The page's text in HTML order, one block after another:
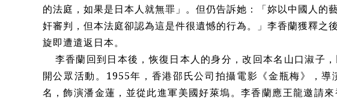
的法庭，如果是日本人就無罪」。但仍告訴她：「妳以中國人的
奸審判，但本法庭卻認為這是件很遺憾的行為。」李香蘭獲釋之
旋即遭遣返日本。
李香蘭回到日本後，恢復日本人的身分，改回本名山口淑子
開公眾活動。1955年，香港邵氏公司拍攝電影《金瓶梅》，
名，飾演潘金蓮，並從此進軍美國好萊塢。李香蘭應王龍邀請